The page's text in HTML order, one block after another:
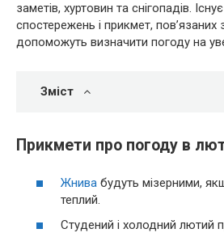
заметів, хуртовин та снігопадів.
спостережень і прикмет,
допоможуть визначити погоду на
Зміст
Прикмети про погоду в
Жнива будуть мізерними,
теплий.
Студений і холодний лютий